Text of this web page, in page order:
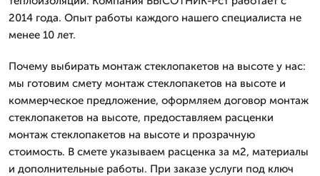
2014 года. Опыт работы каждого нашего специалиста не
менее 10 лет.
Почему выбирать монтаж стеклопакетов на высоте у нас:
мы готовим смету монтаж стеклопакетов на высоте и
коммерческое предложение, оформляем договор монтаж
стеклопакетов на высоте, предоставляем расценки
монтаж стеклопакетов на высоте и прозрачную
стоимость. В смете указываем расценка за м2, материалы
и дополнительные работы. При заказе услуги под ключ